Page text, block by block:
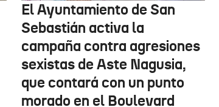
El Ayuntamiento de San
Sebastián activa la
campaña contra agresiones
sexistas de Aste Nagusia,
que contará con un punto
morado en el Boulevard